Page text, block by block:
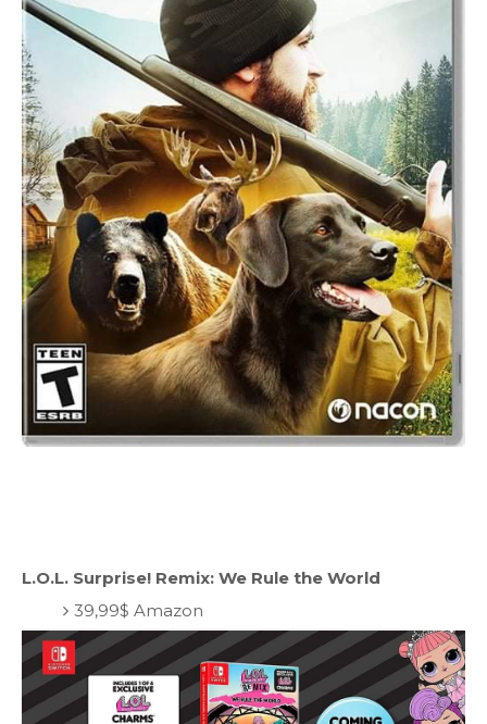
L.O.L. Surprise! Remix: We Rule the World
39,99$ Amazon